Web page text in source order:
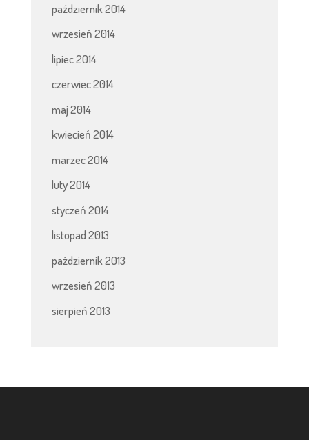
październik 2014
wrzesień 2014
lipiec 2014
czerwiec 2014
maj 2014
kwiecień 2014
marzec 2014
luty 2014
styczeń 2014
listopad 2013
październik 2013
wrzesień 2013
sierpień 2013